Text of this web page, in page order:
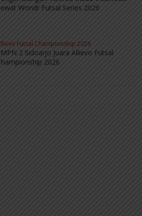
Wondr Futsal Series 2026
Futsal Championship 2026
2 Sidoarjo Juara Allievo Futsal
2026